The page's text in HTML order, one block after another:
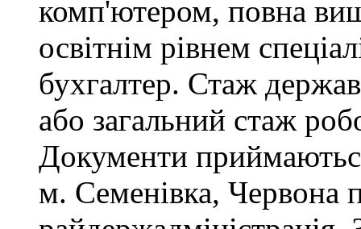
комп'ютером, повна
освітнім рівнем
бухгалтер. Стаж
або загальний стаж
Документи
м. Семенівка, Червона